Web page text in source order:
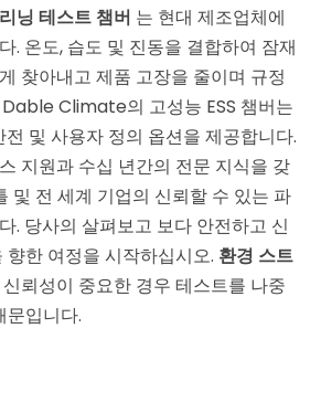
닝 테스트 챔버 는 현대 제조업체에
. 온도, 습도 및 진동을 결합하여 잠재
찾아내고 제품 고장을 줄이며 규정
Climate의 고성능 ESS 챔버는
및 사용자 정의 옵션을 제공합니다.
지원과 수십 년간의 전문 지식을 갖
및 전 세계 기업의 신뢰할 수 있는 파
. 당사의 살펴보고 보다 안전하고 신
한 여정을 시작하십시오. 환경 스트
신뢰성이 중요한 경우 테스트를 나중
문입니다.